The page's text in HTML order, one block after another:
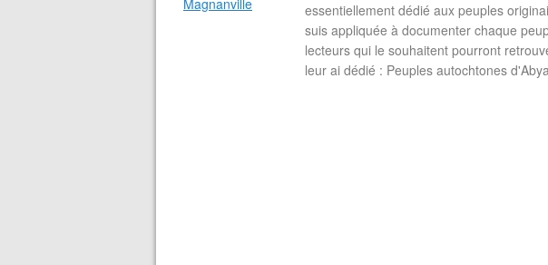
essentiellement dédié aux peuples
suis appliquée à documenter chaque
lecteurs qui le souhaitent pourront
leur ai dédié : Peuples autochtones